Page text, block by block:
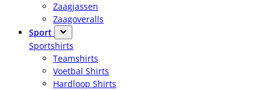
Zaagjassen
Zaagoveralls
Sport
Sportshirts
Teamshirts
Voetbal Shirts
Hardloop Shirts